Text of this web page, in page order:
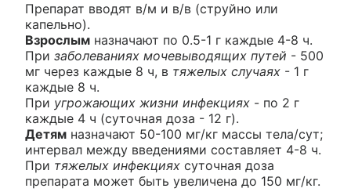
Препарат вводят в/м и в/в (струйно или
капельно).
Взрослым назначают по 0.5-1 г каждые 4-8 ч.
При заболеваниях мочевыводящих путей - 500
мг через каждые 8 ч, в тяжелых случаях - 1 г
каждые 8 ч.
При угрожающих жизни инфекциях - по 2 г
каждые 4 ч (суточная доза - 12 г).
Детям назначают 50-100 мг/кг массы тела/сут;
интервал между введениями составляет 4-8 ч.
При тяжелых инфекциях суточная доза
препарата может быть увеличена до 150 мг/кг.